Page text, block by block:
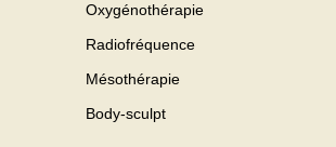
Oxygénothérapie
Radiofréquence
Mésothérapie
Body-sculpt